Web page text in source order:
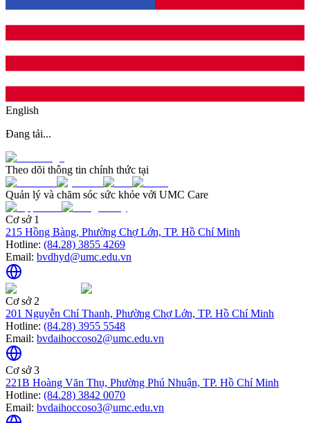
English
Đang tải...
Theo dõi thông tin chính thức tại
Quản lý và chăm sóc sức khỏe với UMC Care
Cơ sở 1
215 Hồng Bàng, Phường Chợ Lớn, TP. Hồ Chí Minh
Hotline: (84.28) 3855 4269
Email: bvdhyd@umc.edu.vn
Cơ sở 2
201 Nguyễn Chí Thanh, Phường Chợ Lớn, TP. Hồ Chí Minh
Hotline: (84.28) 3955 5548
Email: bvdaihoccoso2@umc.edu.vn
Cơ sở 3
221B Hoàng Văn Thụ, Phường Phú Nhuận, TP. Hồ Chí Minh
Hotline: (84.28) 3842 0070
Email: bvdaihoccoso3@umc.edu.vn